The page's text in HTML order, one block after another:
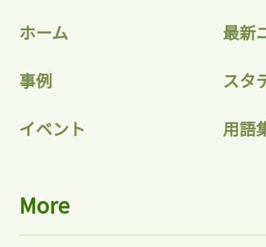
ホーム 最新
事例 スタ
イベント 用語
More